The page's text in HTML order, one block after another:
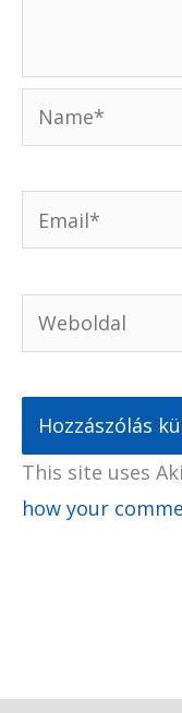
Name*
Email*
Weboldal
This site uses
how your